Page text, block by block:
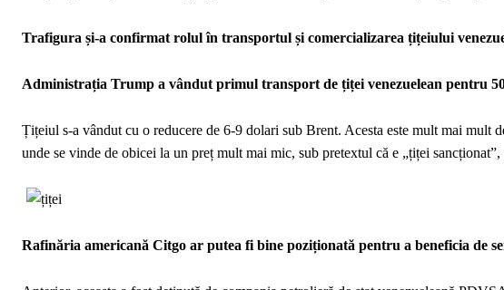
Trafigura și-a confirmat rolul în transportul și comercializarea țițeiului
Administrația Trump a vândut primul transport de țiței venezuelean pentru
Țițeiul s-a vândut cu o reducere de 6-9 dolari sub Brent. Acesta este mult mai mult
unde se vinde de obicei la un preț mult mai mic, sub pretextul că e „țiței
Rafinăria americană Citgo ar putea fi bine poziționată pentru a beneficia de